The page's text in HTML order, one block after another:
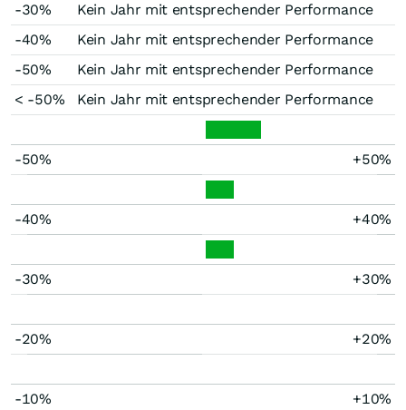
-30%
Kein Jahr mit entsprechender Performance
-40%
Kein Jahr mit entsprechender Performance
-50%
Kein Jahr mit entsprechender Performance
< -50%
Kein Jahr mit entsprechender Performance
-50% +50%
-40% +40%
-30% +30%
-20% +20%
-10% +10%